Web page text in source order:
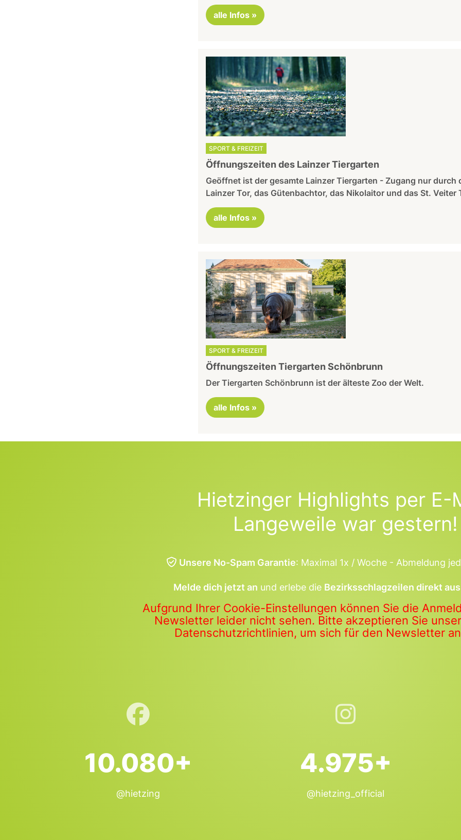
alle Infos »
SPORT & FREIZEIT
Öffnungszeiten des Lainzer Tiergarten
Geöffnet ist der gesamte Lainzer Tiergarten - Zugang nur durch
Lainzer Tor, das Gütenbachtor, das Nikolaitor und das St. Veiter
alle Infos »
SPORT & FREIZEIT
Öffnungszeiten Tiergarten Schönbrunn
Der Tiergarten Schönbrunn ist der älteste Zoo der Welt.
alle Infos »
Hietzinger Highlights per E-
Langeweile war gestern!
Unsere No-Spam Garantie: Maximal 1x / Woche - Abmeldung
Melde dich jetzt an und erlebe die Bezirksschlagzeilen direkt
Aufgrund Ihrer Cookie-Einstellungen können Sie die
Newsletter leider nicht sehen. Bitte akzeptieren Sie
Datenschutzrichtlinien, um sich für den Newsletter
10.080+
@hietzing
4.975+
@hietzing_official